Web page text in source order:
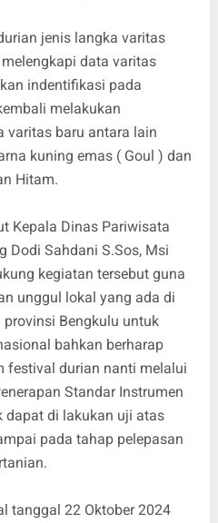
jenis langka varitas
data varitas
indentifikasi pada
melakukan
varitas baru antara lain
kuning emas ( Goul ) dan
Hitam.
Kepala Dinas Pariwisata
Dodi Sahdani S.Sos, Msi
kegiatan tersebut guna
unggul lokal yang ada di
Bengkulu untuk
bahkan berharap
festival durian nanti melalui
Standar Instrumen
dapat di lakukan uji atas
pada tahap pelepasan
tanggal 22 Oktober 2024